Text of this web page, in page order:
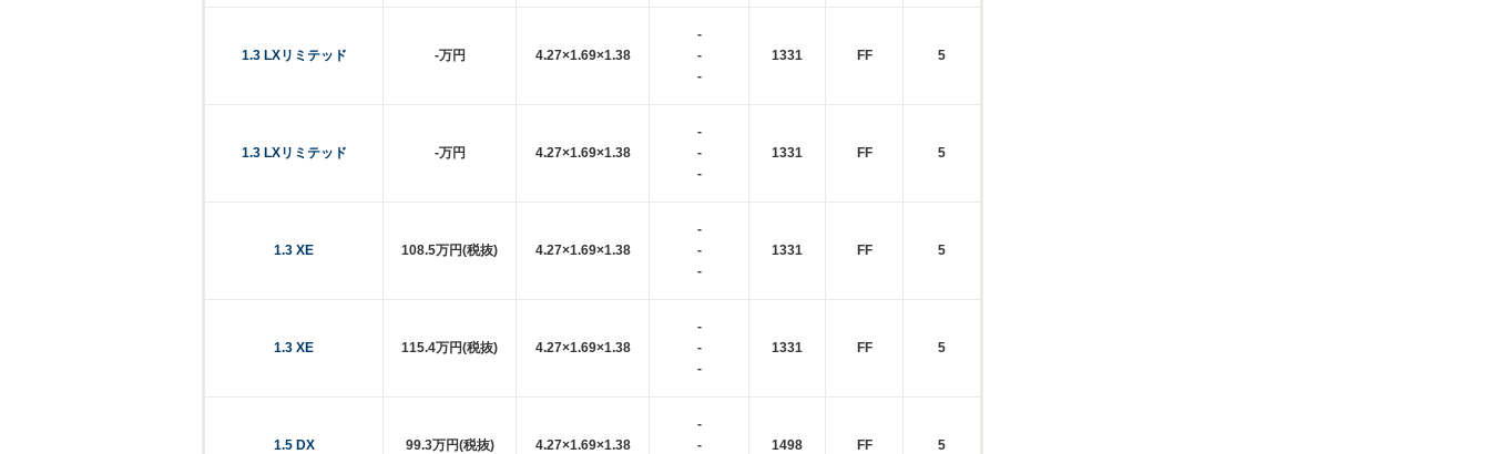
1.3 LXリミテッド -万円 4.27×1.69×1.38
-
-
-
1331 FF 5
1.3 LXリミテッド -万円 4.27×1.69×1.38
-
-
-
1331 FF 5
1.3 XE 108.5万円(税抜) 4.27×1.69×1.38
-
-
-
1331 FF 5
1.3 XE 115.4万円(税抜) 4.27×1.69×1.38
-
-
-
1331 FF 5
1.5 DX 99.3万円(税抜) 4.27×1.69×1.38
-
-
1498 FF 5